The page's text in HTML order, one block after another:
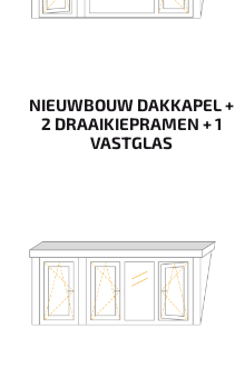
NIEUWBOUW DAKKAPEL +
2 DRAAIKIEPRAMEN + 1
VASTGLAS